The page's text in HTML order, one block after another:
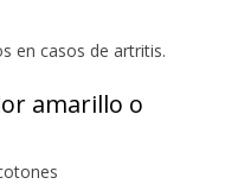
en casos de artritis.
amarillo o